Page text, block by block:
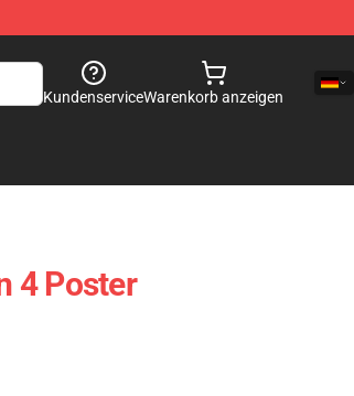
KundenserviceWarenkorb anzeigen
4 Poster